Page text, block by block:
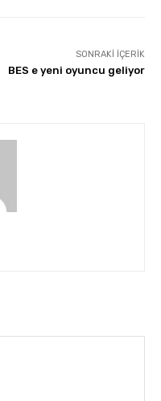
SONRAKI İÇERIK
BES e yeni oyuncu geliyor